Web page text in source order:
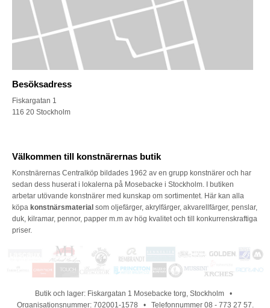
Besöksadress
Fiskargatan 1
116 20 Stockholm
Välkommen till konstnärernas butik
Konstnärernas Centralköp bildades 1962 av en grupp konstnärer och har
sedan dess huserat i lokalerna på Mosebacke i Stockholm. I butiken
arbetar utövande konstnärer med kunskap om sortimentet. Här kan alla
köpa konstnärsmaterial som oljefärger, akrylfärger, akvarellfärger, penslar,
duk, kilramar, pennor, papper m.m av hög kvalitet och till konkurrenskraftiga
priser.
Butik och lager: Fiskargatan 1 Mosebacke torg, Stockholm •
Organisationsnummer: 702001-1578 • Telefonnummer 08 - 773 27 57,